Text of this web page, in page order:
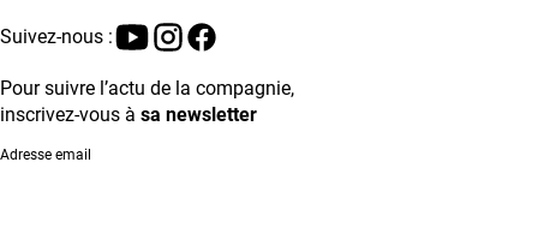
Suivez-nous :
Pour suivre l’actu de la compagnie,
inscrivez-vous à sa newsletter
Adresse email